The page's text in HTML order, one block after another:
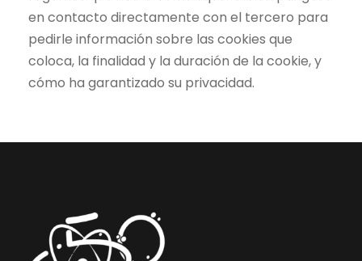
en contacto directamente con el tercero para
pedirle información sobre las cookies que
coloca, la finalidad y la duración de la cookie, y
cómo ha garantizado su privacidad.